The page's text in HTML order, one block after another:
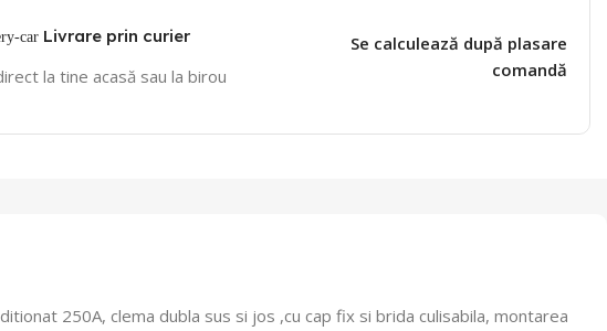
Livrare prin curier
la tine acasă sau la birou
Se calculează după plasare
comandă
250A, clema dubla sus si jos ,cu cap fix si brida culisabila, montarea